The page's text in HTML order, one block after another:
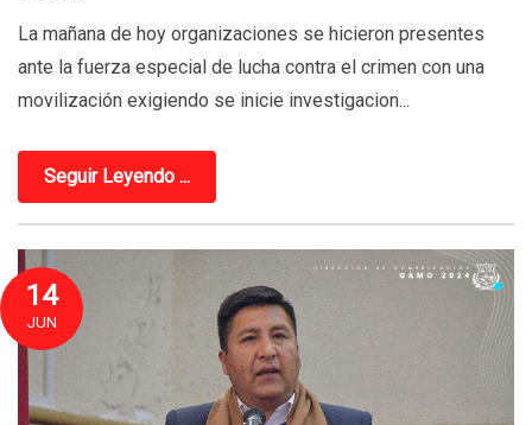
La mañana de hoy organizaciones se hicieron presentes
ante la fuerza especial de lucha contra el crimen con una
movilización exigiendo se inicie investigacion...
Seguir Leyendo ...
14
JUN